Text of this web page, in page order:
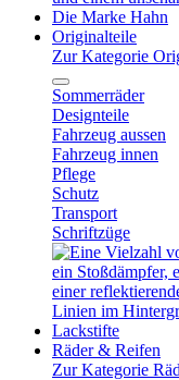
Die Marke Hahn
Originalteile
Zur Kategorie
Sommerräder
Designteile
Fahrzeug aussen
Fahrzeug innen
Pflege
Schutz
Transport
Schriftzüge
Lackstifte
Räder & Reifen
Zur Kategorie